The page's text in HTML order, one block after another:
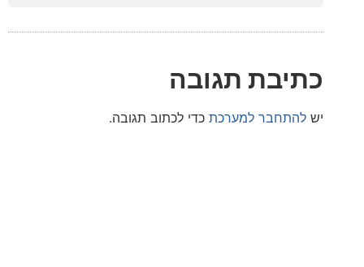
תגובה
למערכתכדי לכתוב תגובה.